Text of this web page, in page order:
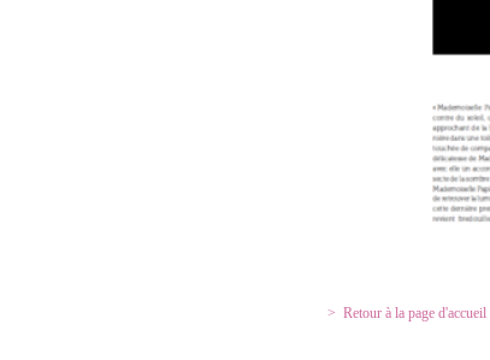
Retour à la page d'accueil